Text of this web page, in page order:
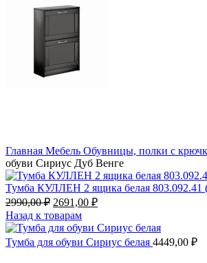
Главная Мебель Обувницы, полки с
обуви Сириус Дуб Венге
Тумба КУЛЛЕН 2 ящика белая
2990,00₽ Первоначальная
цена
составляла
2990,00 ₽.
2691,00 ₽Текущая
2691,00 ₽.
Назад к товарам
Тумба для обуви Сириус белая 4449,00 ₽